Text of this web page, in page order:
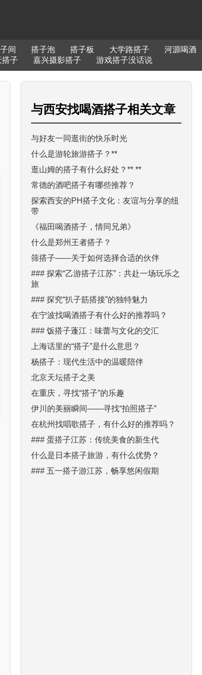
间 搭子泡 搭子板 大学路搭子
河源喝酒
搭子 嘉兴摄影搭子 游戏搭子没话说
与西安找喝酒搭子相关文章
与好友一同逛街的快乐时光
什么是游轮旅游搭子？**
逛山姆的搭子有什么好处？** **
常德的酒吧搭子有哪些推荐？
探索西安的PH搭子文化：友谊与分享的纽
带
《福田喝酒搭子，情同兄弟》
什么是郑州王者搭子？
筛搭子——关于如何选择合适的伙伴
### 探索“乙游搭子江苏”：共赴一场玩乐之
旅
### 探究“扒子筋搭接”的独特魅力
在宁波找喝酒搭子有什么好的推荐吗？
### 饭搭子蓬江：味蕾与文化的交汇
上海话里的“搭子”是什么意思？
杨搭子：现代生活中的温暖陪伴
北京天坛搭子之美
在重庆，寻找“搭子”的乐趣
伊川的美丽瞬间——寻找“拍照搭子”
在杭州找唱歌搭子，有什么好的推荐吗？
### 蛋搭子江苏：传统美食的新生代
什么是日本搭子旅游，有什么优势？
### 五一搭子游江苏，畅享悠闲假期